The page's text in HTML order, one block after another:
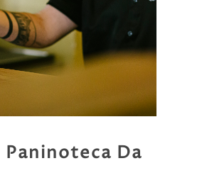
Paninoteca Da